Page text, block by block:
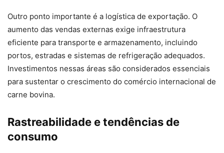
Outro ponto importante é a logística de exportação. O
aumento das vendas externas exige infraestrutura
eficiente para transporte e armazenamento, incluindo
portos, estradas e sistemas de refrigeração adequados.
Investimentos nessas áreas são considerados essenciais
para sustentar o crescimento do comércio internacional de
carne bovina.
Rastreabilidade e tendências de
consumo